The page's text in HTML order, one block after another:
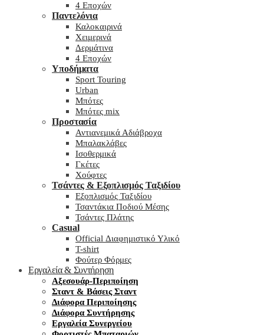
4 Εποχών
Παντελόνια
Καλοκαιρινά
Χειμερινά
Δερμάτινα
4 Εποχών
Υποδήματα
Sport Touring
Urban
Μπότες
Μπότες mix
Προστασία
Αντιανεμικά Αδιάβροχα
Μπαλακλάβες
Ισοθερμικά
Γκέτες
Χούφτες
Τσάντες & Εξοπλισμός Ταξιδίου
Εξοπλισμός Ταξιδίου
Τσαντάκια Ποδιού Μέσης
Τσάντες Πλάτης
Casual
Official Διαφημιστικό Υλικό
T-shirt
Φούτερ Φόρμες
Εργαλεία & Συντήρηση
Αξεσουάρ-Περιποίηση
Σταντ & Βάσεις Σταντ
Διάφορα Περιποίησης
Διάφορα Συντήρησης
Εργαλεία Συνεργείου